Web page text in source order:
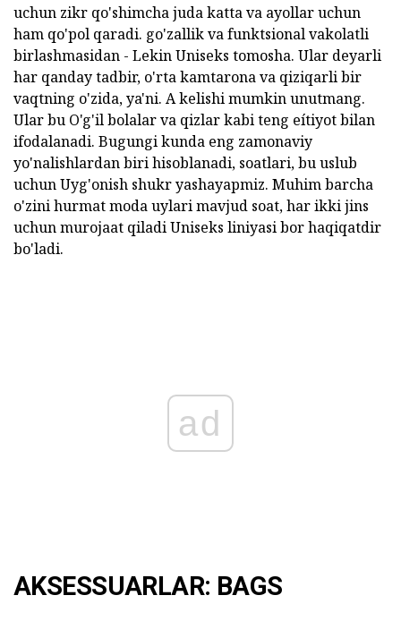
uchun zikr qo'shimcha juda katta va ayollar uchun
ham qo'pol qaradi. go'zallik va funktsional vakolatli
birlashmasidan - Lekin Uniseks tomosha. Ular deyarli
har qanday tadbir, o'rta kamtarona va qiziqarli bir
vaqtning o'zida, ya'ni. A kelishi mumkin unutmang.
Ular bu O'g'il bolalar va qizlar kabi teng eítiyot bilan
ifodalanadi. Bugungi kunda eng zamonaviy
yo'nalishlardan biri hisoblanadi, soatlari, bu uslub
uchun Uyg'onish shukr yashayapmiz. Muhim barcha
o'zini hurmat moda uylari mavjud soat, har ikki jins
uchun murojaat qiladi Uniseks liniyasi bor haqiqatdir
bo'ladi.
ad
AKSESSUARLAR: BAGS